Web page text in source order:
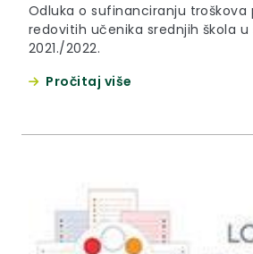
Odluka o sufinanciranju troškova
redovitih učenika srednjih škola u
2021./2022.
Pročitaj više